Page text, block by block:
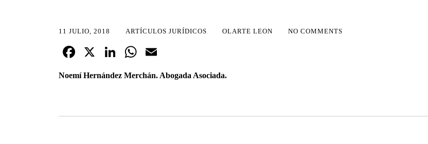
11 JULIO, 2018 ARTÍCULOS JURÍDICOS OLARTE LEON NO COMMENTS
Fa
ce
X
Li
nk
W
ha
pp
m
ail
Noemí Hernández Merchán. Abogada Asociada.